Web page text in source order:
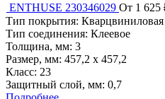
ENTHUSE 230346029 От 1 625
Тип покрытия:
Тип соединения: Клеевое
Толщина, мм: 3
Размер, мм: 457,2 х 457,2
Класс: 23
Защитный слой, мм: 0,7